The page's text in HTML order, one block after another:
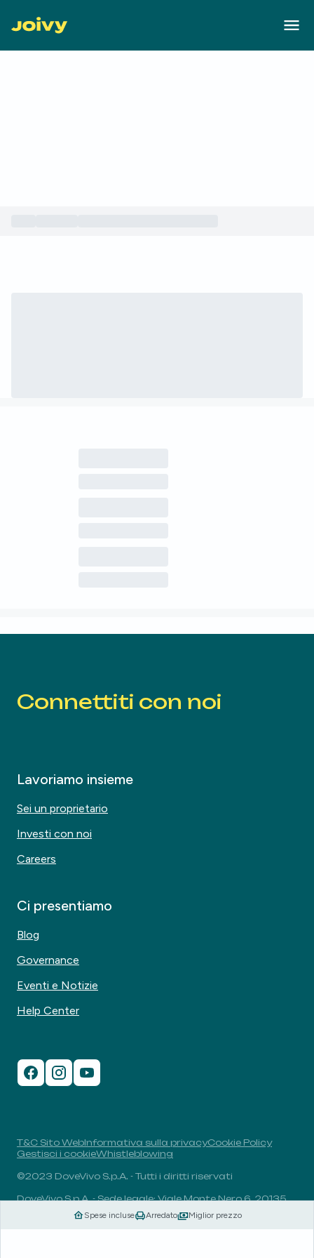
Spese incluse Arredato Miglior prezzo
Connettiti con noi
Lavoriamo insieme
Sei un proprietario
Investi con noi
Careers
Ci presentiamo
Blog
Governance
Eventi e Notizie
Help Center
T&C Sito WebInformativa sulla privacyCookie Policy
Gestisci i cookieWhistleblowing
©2023 DoveVivo S.p.A. - Tutti i diritti riservati
DoveVivo S.p.A. - Sede legale: Viale Monte Nero 6, 20135,
Milano, Italia - P.I.: 00406960732 - R.E.A.: MI-1838078 -
Capitale sociale: 1.829.649,81 euro i.v.